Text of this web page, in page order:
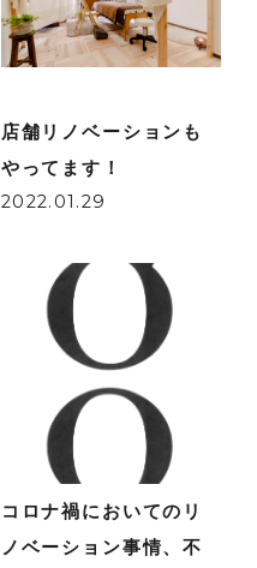
店舗リノベーションも
やってます！
2022.01.29
コロナ禍においてのリ
ノベーション事情、不